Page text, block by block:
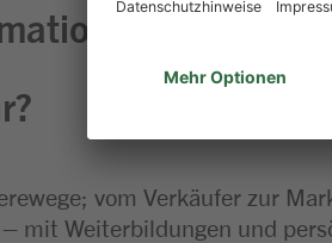
zu dieser
vom Verkäufer zur
mit Weiterbildungen und